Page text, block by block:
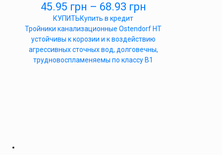
45.95 грн – 68.93 грн
КУПИТЬКупить в кредит
Тройники канализационные Ostendorf HT
устойчивы к корозии и к воздействию
агрессивных сточных вод, долговечны,
трудновоспламеняемы по классу B1